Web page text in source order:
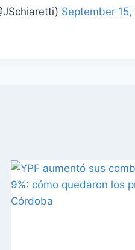
September 15,